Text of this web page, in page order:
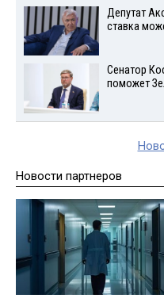
Депутат
ставка
Сенатор
поможет
Новости партнеров